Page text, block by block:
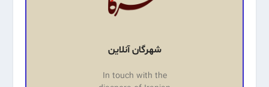
شهرگان آنلاین
In touch with the